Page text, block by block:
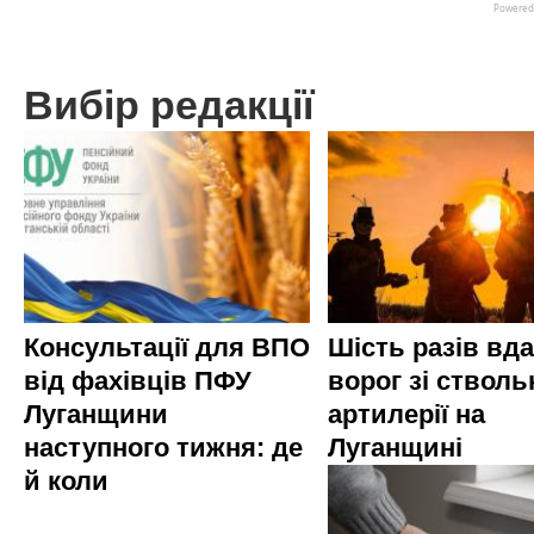
Вибір редакції
Консультації для ВПО
від фахівців ПФУ
Луганщини
наступного тижня: де
й коли
Шість разів
ворог зі
артилерії на
Луганщині